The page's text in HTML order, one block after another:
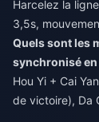
Harcelez la
3,5s,
Quels sont les
synchronisé en
Hou Yi + Cai
de victoire), Da